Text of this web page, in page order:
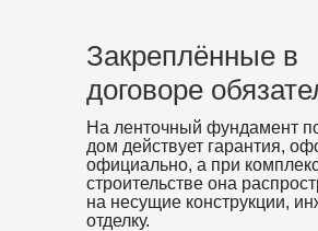
Закреплённые в
договоре
На ленточный фундамент
дом действует гарантия,
официально, а при
строительстве она
на несущие конструкции,
отделку.